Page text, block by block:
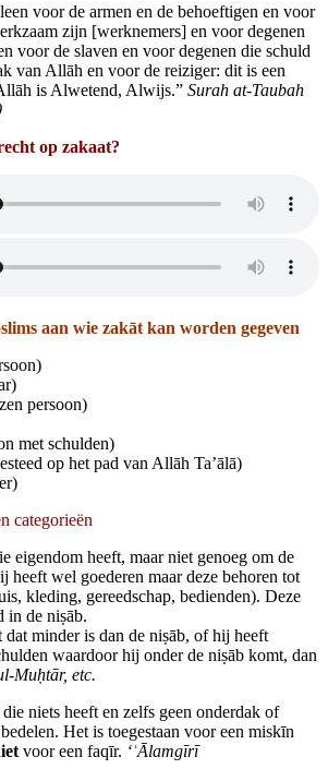
voor de armen en de behoeftigen en voor
zijn [werknemers] en voor degenen
voor de slaven en voor degenen die schuld
van Allāh en voor de reiziger: dit is een
is Alwetend, Alwijs.” Surah at‑Taubah
op zakaat?
aan wie zakāt kan worden gegeven
persoon)
met schulden)
op het pad van Allāh Ta’ālā)
categorieën
eigendom heeft, maar niet genoeg om de
heeft wel goederen maar deze behoren tot
kleding, gereedschap, bedienden). Deze
in de niṣāb.
minder is dan de niṣāb, of hij heeft
waardoor hij onder de niṣāb komt, dan
ḥtār, etc.
niets heeft en zelfs geen onderdak of
Het is toegestaan voor een miskīn
voor een faqīr. ‘ʿĀlamgīrī